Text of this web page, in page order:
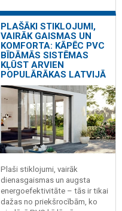
PLAŠĀKI STIKLOJUMI,
VAIRĀK GAISMAS UN
KOMFORTA: KĀPĒC PVC
BĪDĀMĀS SISTĒMAS
KĻŪST ARVIEN
POPULĀRĀKAS LATVIJĀ
Plaši stiklojumi, vairāk
dienasgaismas un augsta
energoefektivitāte – tās ir tikai
dažas no priekšrocībām, ko